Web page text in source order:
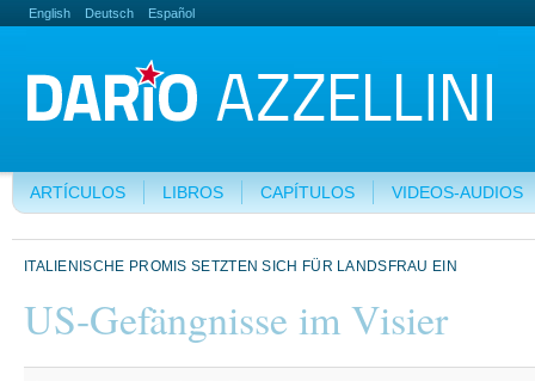
English Deutsch Español
ARTÍCULOS LIBROS CAPÍTULOS VIDEOS-AUDIOS
ITALIENISCHE PROMIS SETZTEN SICH FÜR LANDSFRAU EIN
US-Gefängnisse im Visier